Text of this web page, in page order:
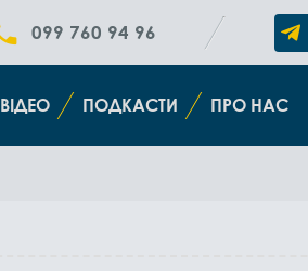
099 760 94 96
ВІДЕО ПОДКАСТИ ПРО НАС